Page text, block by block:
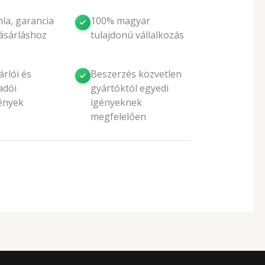
garancia
100% magyar
tulajdonú vállalkozás
és
Beszerzés közvetlen
gyártóktól egyedi
igényeknek
megfelelően